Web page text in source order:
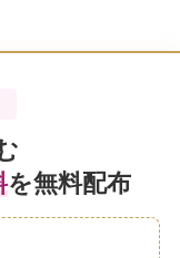
を無料配布